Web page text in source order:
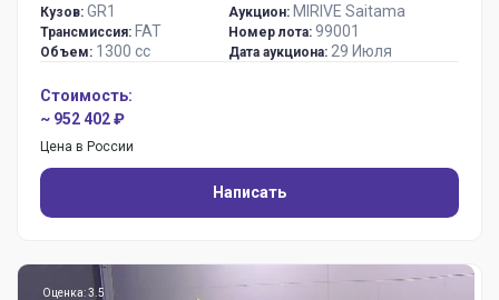
Кузов: GR1
Трансмиссия: FAT
Объем: 1300 сс
Аукцион: MIRIVE Saitama
Номер лота: 99001
Дата аукциона: 29 Июля
Стоимость:
~ 952 402 ₽
Цена в России
Написать
Оценка: 3.5